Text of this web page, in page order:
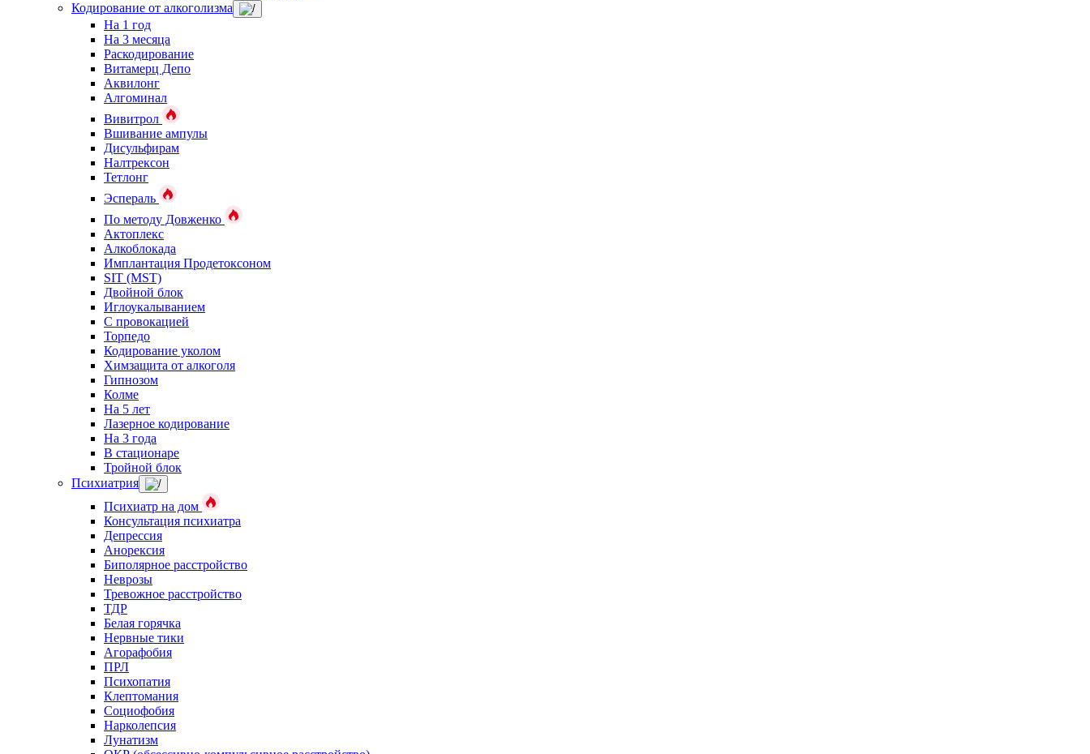
Кодирование от алкоголизма
На 1 год
На 3 месяца
Раскодирование
Витамерц Депо
Аквилонг
Алгоминал
Вивитрол
Вшивание ампулы
Дисульфирам
Налтрексон
Тетлонг
Эспераль
По методу Довженко
Актоплекс
Алкоблокада
Имплантация Продетоксоном
SIT (MST)
Двойной блок
Иглоукалыванием
С провокацией
Торпедо
Кодирование уколом
Химзащита от алкоголя
Гипнозом
Колме
На 5 лет
Лазерное кодирование
На 3 года
В стационаре
Тройной блок
Психиатрия
Психиатр на дом
Консультация психиатра
Депрессия
Анорексия
Биполярное расстройство
Неврозы
Тревожное расстройство
ТДР
Белая горячка
Нервные тики
Агорафобия
ПРЛ
Психопатия
Клептомания
Социофобия
Нарколепсия
Лунатизм